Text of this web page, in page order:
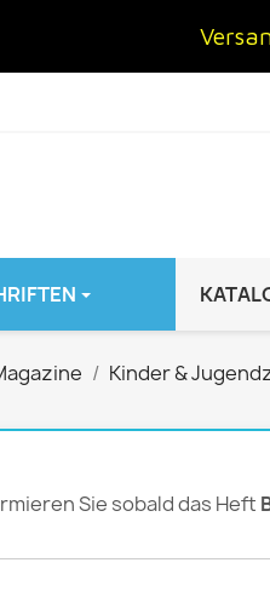
JUGEND / KIND
BRAVO HipHop Special
hey!
Kinder &
Sie sobald das Heft